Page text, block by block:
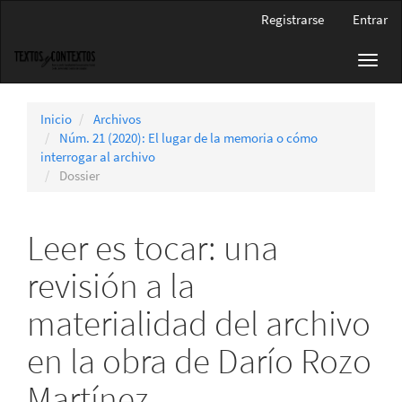
principal
Barra
Registrarse Entrar
Inicio
Archivos
Núm. 21 (2020): El lugar de la memoria o cómo
interrogar al archivo
Dossier
Leer es tocar: una
revisión a la
materialidad del archivo
en la obra de Darío Rozo